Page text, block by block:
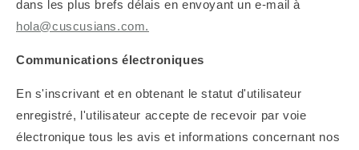
dans les plus brefs délais en envoyant un e-mail à
hola@cuscusians.com.
Communications électroniques
En s'inscrivant et en obtenant le statut d'utilisateur
enregistré, l'utilisateur accepte de recevoir par voie
électronique tous les avis et informations concernant nos